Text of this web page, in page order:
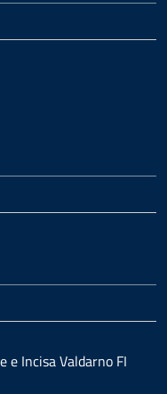
e Incisa Valdarno FI